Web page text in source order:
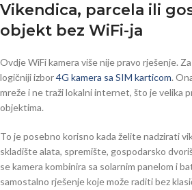
Vikendica, parcela ili
objekt bez WiFi-ja
Ovdje WiFi kamera više nije pravo rješenje.
logičniji izbor4G kamera sa SIM karticom.
mreže i ne traži lokalni internet, što je velika
objektima.
To je posebno korisno kada želite nadzirati
skladište alata, spremište, gospodarsko
se kamera kombinira sa solarnim panelom i
samostalno rješenje koje može raditi bez